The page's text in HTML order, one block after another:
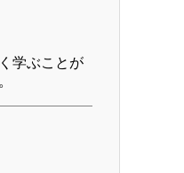
学ぶことが